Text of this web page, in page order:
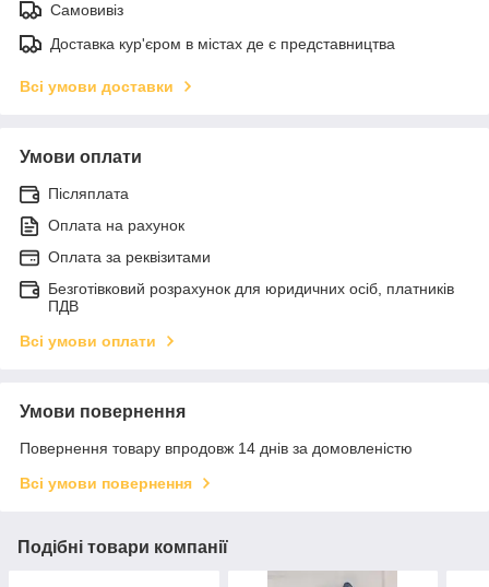
Самовивіз
Доставка кур'єром в містах де є представництва
Всі умови доставки
Умови оплати
Післяплата
Оплата на рахунок
Оплата за реквізитами
Безготівковий розрахунок для юридичних осіб, платників
ПДВ
Всі умови оплати
Умови повернення
Повернення товару впродовж 14 днів за домовленістю
Всі умови повернення
Подібні товари компанії